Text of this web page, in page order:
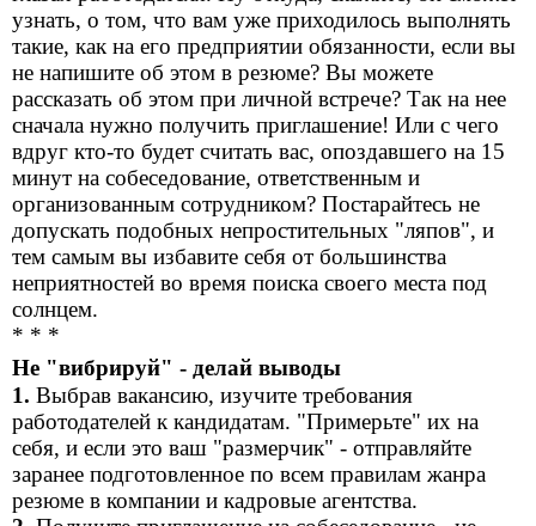
узнать, о том, что вам уже приходилось выполнять
такие, как на его предприятии обязанности, если вы
не напишите об этом в резюме? Вы можете
рассказать об этом при личной встрече? Так на нее
сначала нужно получить приглашение! Или с чего
вдруг кто-то будет считать вас, опоздавшего на 15
минут на собеседование, ответственным и
организованным сотрудником? Постарайтесь не
допускать подобных непростительных "ляпов", и
тем самым вы избавите себя от большинства
неприятностей во время поиска своего места под
солнцем.
* * *
Не "вибрируй" - делай выводы
1. Выбрав вакансию, изучите требования
работодателей к кандидатам. "Примерьте" их на
себя, и если это ваш "размерчик" - отправляйте
заранее подготовленное по всем правилам жанра
резюме в компании и кадровые агентства.